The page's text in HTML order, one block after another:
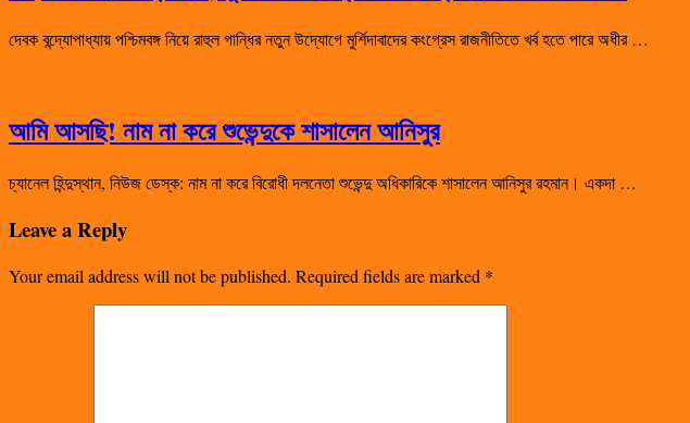
দেবক বন্দ্যোপাধ্যায় পশ্চিমবঙ্গ নিয়ে রাহুল গান্ধির নতুন উদ্যোগে মুর্শিদাবাদের কংগ্রেস রাজনীতিতে খর্ব হতে পারে অধীর …
আমি আসছি! নাম না করে শুভেন্দুকে শাসালেন আনিসুর
চ্যানেল হিন্দুস্থান, নিউজ ডেস্ক: নাম না করে বিরোধী দলনেতা শুভেন্দু অধিকারিকে শাসালেন আনিসুর রহমান। একদা …
Leave a Reply
Your email address will not be published. Required fields are marked *